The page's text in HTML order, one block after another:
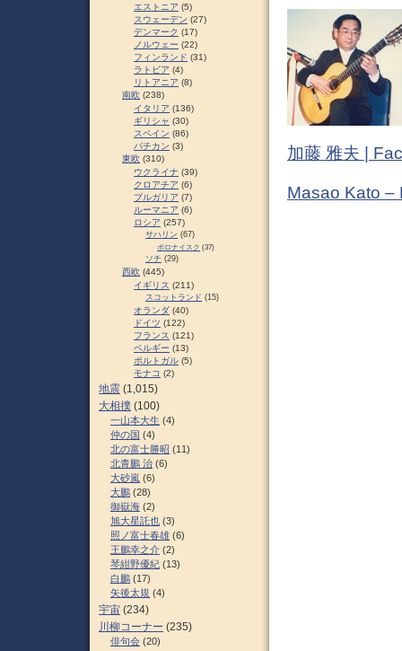
加藤 雅夫 |
Masao Kato –
エストニア (5)
スウェーデン (27)
デンマーク (17)
ノルウェー (22)
フィンランド (31)
ラトビア (4)
リトアニア (8)
南欧 (238)
イタリア (136)
ギリシャ (30)
スペイン (86)
バチカン (3)
東欧 (310)
ウクライナ (39)
クロアチア (6)
ブルガリア (7)
ルーマニア (6)
ロシア (257)
サハリン (67)
ポロナイスク (37)
ソチ (29)
西欧 (445)
イギリス (211)
スコットランド (15)
オランダ (40)
ドイツ (122)
フランス (121)
ベルギー (13)
ポルトガル (5)
モナコ (2)
地震 (1,015)
大相撲 (100)
一山本大生 (4)
仲の国 (4)
北の富士勝昭 (11)
北青鵬 治 (6)
大砂嵐 (6)
大鵬 (28)
御嶽海 (2)
旭大星託也 (3)
照ノ富士春雄 (6)
王鵬幸之介 (2)
琴紺野優紀 (13)
白鵬 (17)
矢後太規 (4)
宇宙 (234)
川柳コーナー (235)
俳句会 (20)